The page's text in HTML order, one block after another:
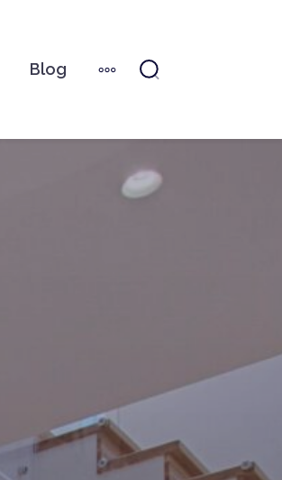
Blog MORE